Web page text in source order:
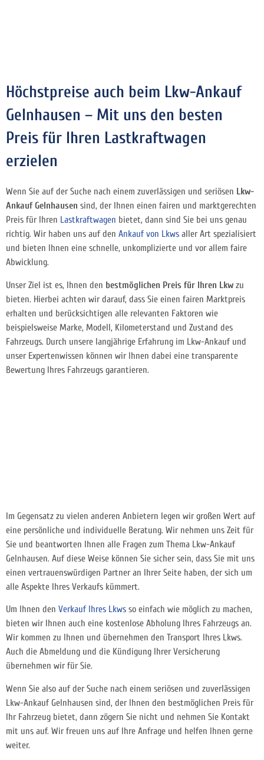
Höchstpreise auch beim Lkw-Ankauf
Gelnhausen – Mit uns den besten
Preis für Ihren Lastkraftwagen
erzielen
Wenn Sie auf der Suche nach einem zuverlässigen und seriösen Lkw-
Ankauf Gelnhausen sind, der Ihnen einen fairen und marktgerechten
Preis für Ihren Lastkraftwagen bietet, dann sind Sie bei uns genau
richtig. Wir haben uns auf den Ankauf von Lkws aller Art spezialisiert
und bieten Ihnen eine schnelle, unkomplizierte und vor allem faire
Abwicklung.
Unser Ziel ist es, Ihnen den bestmöglichen Preis für Ihren Lkw zu
bieten. Hierbei achten wir darauf, dass Sie einen fairen Marktpreis
erhalten und berücksichtigen alle relevanten Faktoren wie
beispielsweise Marke, Modell, Kilometerstand und Zustand des
Fahrzeugs. Durch unsere langjährige Erfahrung im Lkw-Ankauf und
unser Expertenwissen können wir Ihnen dabei eine transparente
Bewertung Ihres Fahrzeugs garantieren.
Im Gegensatz zu vielen anderen Anbietern legen wir großen Wert auf
eine persönliche und individuelle Beratung. Wir nehmen uns Zeit für
Sie und beantworten Ihnen alle Fragen zum Thema Lkw-Ankauf
Gelnhausen. Auf diese Weise können Sie sicher sein, dass Sie mit uns
einen vertrauenswürdigen Partner an Ihrer Seite haben, der sich um
alle Aspekte Ihres Verkaufs kümmert.
Um Ihnen den Verkauf Ihres Lkws so einfach wie möglich zu machen,
bieten wir Ihnen auch eine kostenlose Abholung Ihres Fahrzeugs an.
Wir kommen zu Ihnen und übernehmen den Transport Ihres Lkws.
Auch die Abmeldung und die Kündigung Ihrer Versicherung
übernehmen wir für Sie.
Wenn Sie also auf der Suche nach einem seriösen und zuverlässigen
Lkw-Ankauf Gelnhausen sind, der Ihnen den bestmöglichen Preis für
Ihr Fahrzeug bietet, dann zögern Sie nicht und nehmen Sie Kontakt
mit uns auf. Wir freuen uns auf Ihre Anfrage und helfen Ihnen gerne
weiter.